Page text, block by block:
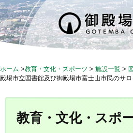
S
k
i
p
c
ホーム >教育・文化・スポーツ > 施設一覧 >
殿場市立図書館及び御殿場市富士山市民のサ
教育・文化・スポ